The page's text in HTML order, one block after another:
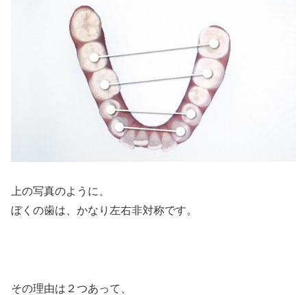
上の写真のように、
ぼくの歯は、かなり左右非対称です。
その理由は２つあって、